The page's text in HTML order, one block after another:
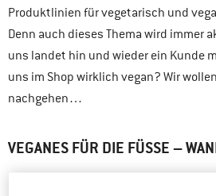
Produktlinien für vegetarisch und
Denn auch dieses Thema wird immer
uns landet hin und wieder ein Kunde
uns im Shop wirklich vegan? Wir
nachgehen…
VEGANES FÜR DIE FÜSSE –